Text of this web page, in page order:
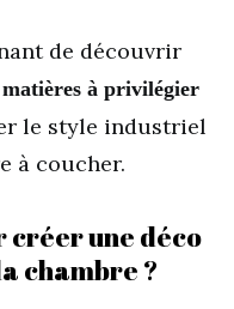
de découvrir
à privilégier
le style industriel
à coucher.
créer une déco
chambre ?